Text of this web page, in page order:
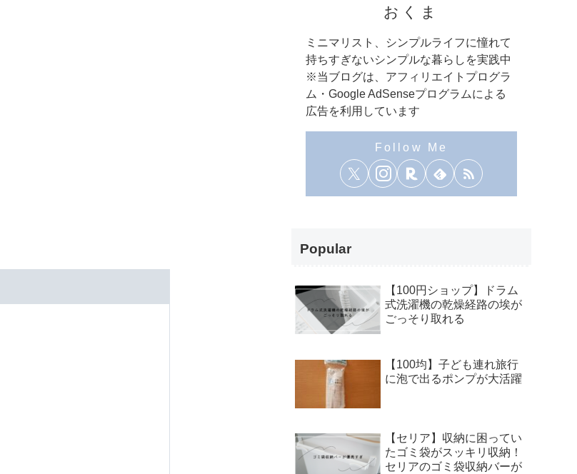
おくま
ミニマリスト、シンプルライフに憧れて
持ちすぎないシンプルな暮らしを実践中
※当ブログは、アフィリエイトプログラ
ム・Google AdSenseプログラムによる
広告を利用しています
Popular
【100円ショップ】ドラム
式洗濯機の乾燥経路の埃が
ごっそり取れる
【100均】子ども連れ旅行
に泡で出るポンプが大活躍
【セリア】収納に困ってい
たゴミ袋がスッキリ収納！
セリアのゴミ袋収納バーが